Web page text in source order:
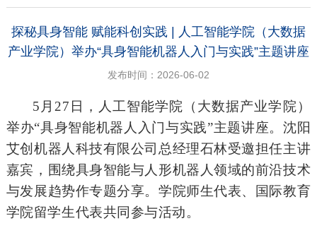
探秘具身智能 赋能科创实践 | 人工智能学院（大数据
产业学院）举办“具身智能机器人入门与实践”主题讲座
发布时间：2026-06-02
5月27日，人工智能学院（大数据产业学院）
举办“具身智能机器人入门与实践”主题讲座。沈阳
艾创机器人科技有限公司总经理石林受邀担任主讲
嘉宾，围绕具身智能与人形机器人领域的前沿技术
与发展趋势作专题分享。学院师生代表、国际教育
学院留学生代表共同参与活动。